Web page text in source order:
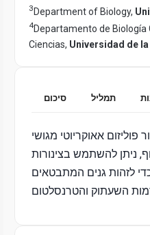
3Department of Biology,
4Departamento de Biología
Ciencias, Universidad de
סיכום תמליל
אאוקריוטי מגושי
ניתן להשתמש בצינורות
לזהות גנים המתבטאים